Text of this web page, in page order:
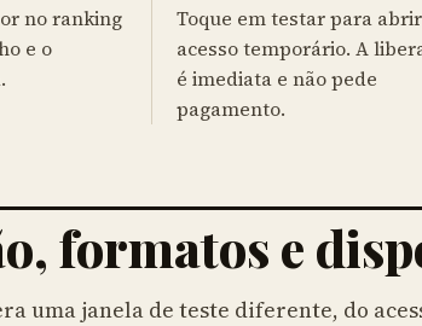
no ranking
e o
Toque em testar para
acesso temporário. A
é imediata e não pede
pagamento.
formatos e
uma janela de teste diferente, do